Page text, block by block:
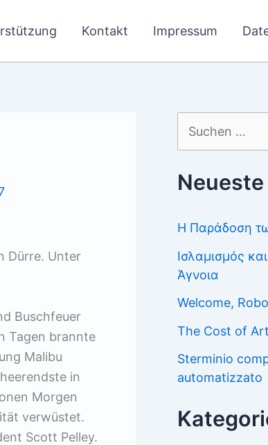
Kontakt Impressum
Dürre. Unter
Buschfeuer
Tagen brannte
Malibu
in
Morgen
verwüstet.
Scott Pelley.
Suchen
nach:
Η Παράδοση
Ισλαμισμός
Άγνοια
Welcome,
The Cost of
Sterminio
automatizzato